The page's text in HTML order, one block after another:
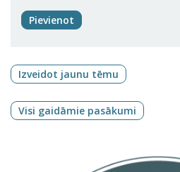
Pievienot
Izveidot jaunu tēmu
Visi gaidāmie pasākumi